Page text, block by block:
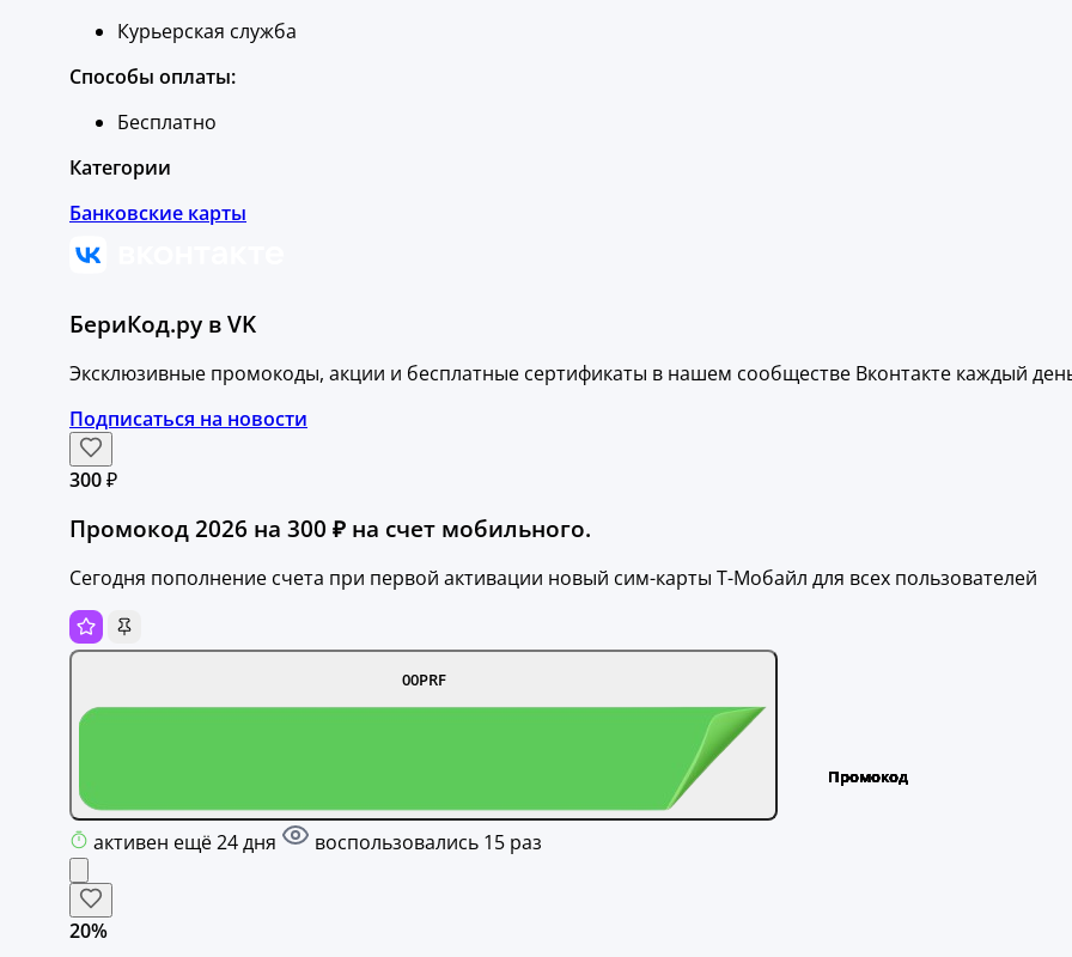
Курьерская служба
Способы оплаты:
Бесплатно
Категории
Банковские карты
БериКод.ру в VK
Эксклюзивные промокоды, акции и бесплатные сертификаты в нашем сообществе Вконтакте каждый
Подписаться на новости
300 ₽
Промокод 2026 на 300 ₽ на счет мобильного.
Сегодня пополнение счета при первой активации новый сим-карты Т-Мобайл для всех пользователей
00PRF
активен ещё 24 дня воспользовались 15 раз
20%